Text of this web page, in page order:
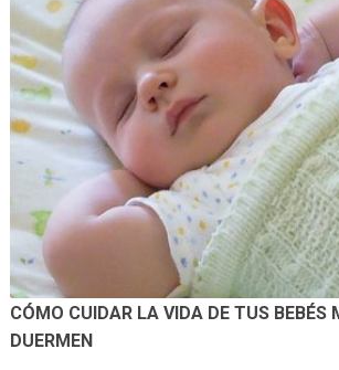
CÓMO CUIDAR LA VIDA DE TUS BEBÉS
DUERMEN